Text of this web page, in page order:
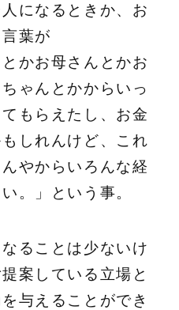
になるときか、お
葉が
かお母さんとかお
ゃんとかからいっ
もらえたし、お金
しれんけど、これ
やからいろんな経
。」という事。
ることは少ないけ
案している立場と
与えることができ